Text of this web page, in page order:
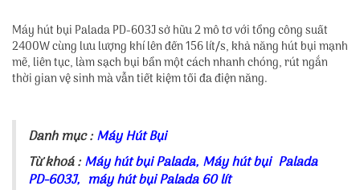
Máy hút bụi Palada PD-603J sở hữu 2 mô tơ với tổng công suất
2400W cùng lưu lượng khí lên đến 156 lít/s, khả năng hút bụi mạnh
mẽ, liên tục, làm sạch bụi bẩn một cách nhanh chóng, rút ngắn
thời gian vệ sinh mà vẫn tiết kiệm tối đa điện năng.
Danh mục :Máy Hút Bụi
Từ khoá :Máy hút bụi Palada, Máy hút bụi Palada
PD-603J, máy hút bụi Palada 60 lít